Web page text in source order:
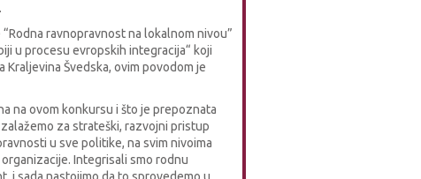
.
ravnopravnost na lokalnom nivou”
u procesu evropskih integracija“ koji
Švedska, ovim povodom je
na ovom konkursu i što je prepoznata
za strateški, razvojni pristup
u sve politike, na svim nivoima
Integrisali smo rodnu